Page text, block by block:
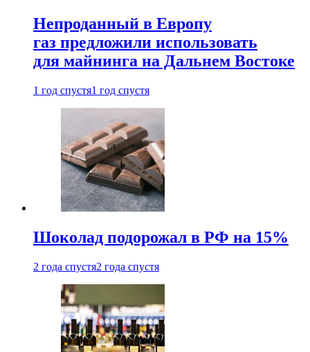
Непроданный в Европу
газ предложили использовать
для майнинга на Дальнем Востоке
1 год спустя1 год спустя
Шоколад подорожал в РФ на 15%
2 года спустя2 года спустя